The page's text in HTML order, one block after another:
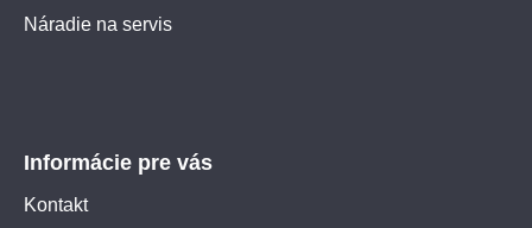
Náradie na servis
Informácie pre vás
Kontakt